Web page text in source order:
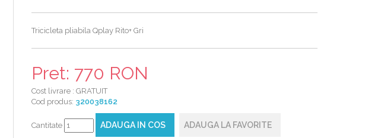
Tricicleta pliabila Qplay Rito+ Gri
Pret: 770 RON
Cost livrare : GRATUIT
Cod produs: 320038162
Cantitate ADAUGA IN COS ADAUGA LA FAVORITE